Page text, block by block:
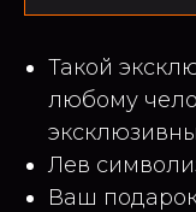
Такой
любому
Лев
Ваш